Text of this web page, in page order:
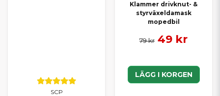
SCP
Klammer drivknut- &
styrväxeldamask
mopedbil
79 kr 49 kr
LÄGG I KORGEN